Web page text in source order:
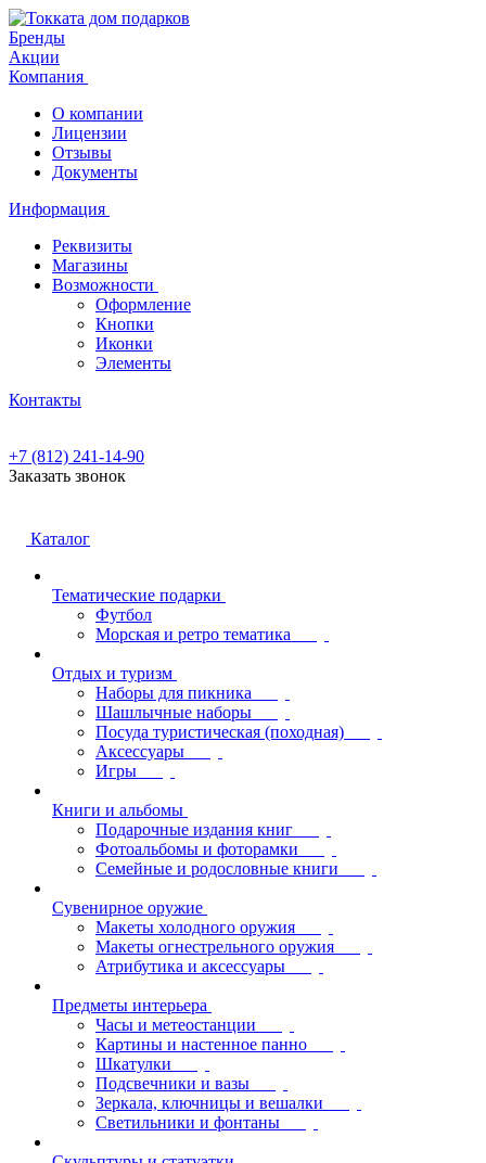
Бренды
Акции
Компания
О компании
Лицензии
Отзывы
Документы
Информация
Реквизиты
Магазины
Возможности
Оформление
Кнопки
Иконки
Элементы
Контакты
+7 (812) 241-14-90
Заказать звонок
Каталог
Тематические подарки
Футбол
Морская и ретро тематика
Отдых и туризм
Наборы для пикника
Шашлычные наборы
Посуда туристическая (походная)
Аксессуары
Игры
Книги и альбомы
Подарочные издания книг
Фотоальбомы и фоторамки
Семейные и родословные книги
Сувенирное оружие
Макеты холодного оружия
Макеты огнестрельного оружия
Атрибутика и аксессуары
Предметы интерьера
Часы и метеостанции
Картины и настенное панно
Шкатулки
Подсвечники и вазы
Зеркала, ключницы и вешалки
Светильники и фонтаны